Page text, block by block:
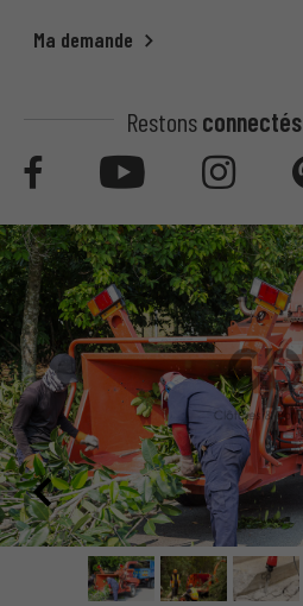
Ma demande
Restonsconnectés